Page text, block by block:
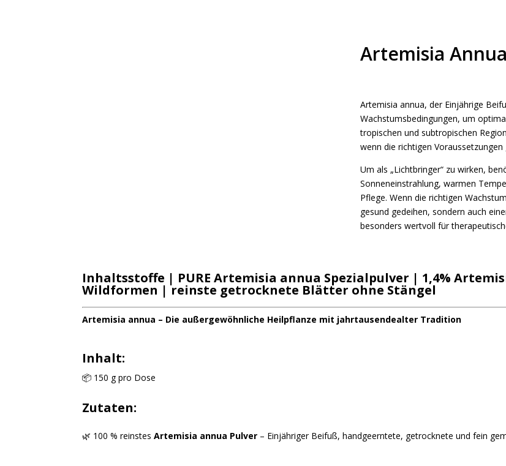
Artemisia
Artemisia annua, der Einjährige
Wachstumsbedingungen, um
tropischen und subtropischen
wenn die richtigen Voraussetzungen
Um als „Lichtbringer“ zu wirken,
Sonneneinstrahlung, warmen
Pflege. Wenn die richtigen
gesund gedeihen, sondern auch
besonders wertvoll für
Inhaltsstoffe | PUREArtemisia annua Spezialpulver | 1,4%
Wildformen | reinste getrocknete Blätter ohne Stängel
Artemisia annua – Die außergewöhnliche Heilpflanze mit jahrtausendealter Tradition
Inhalt:
📦 150 g pro Dose
Zutaten:
🌿 100 % reinstesArtemisia annua Pulver – Einjähriger Beifuß, handgeerntete, getrocknete und fein